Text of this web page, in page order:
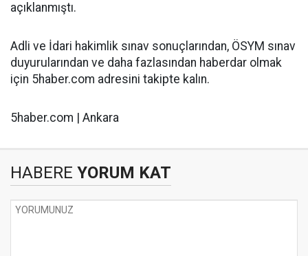
açıklanmıştı.
Adli ve İdari hakimlik sınav sonuçlarından, ÖSYM sınav
duyurularından ve daha fazlasından haberdar olmak
için 5haber.com adresini takipte kalın.
5haber.com | Ankara
HABERE YORUM KAT